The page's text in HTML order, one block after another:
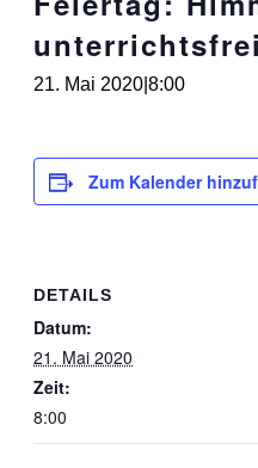
unterrichtsfrei
21. Mai 2020|8:00
Zum Kalender
DETAILS
Datum:
21. Mai 2020
Zeit:
8:00